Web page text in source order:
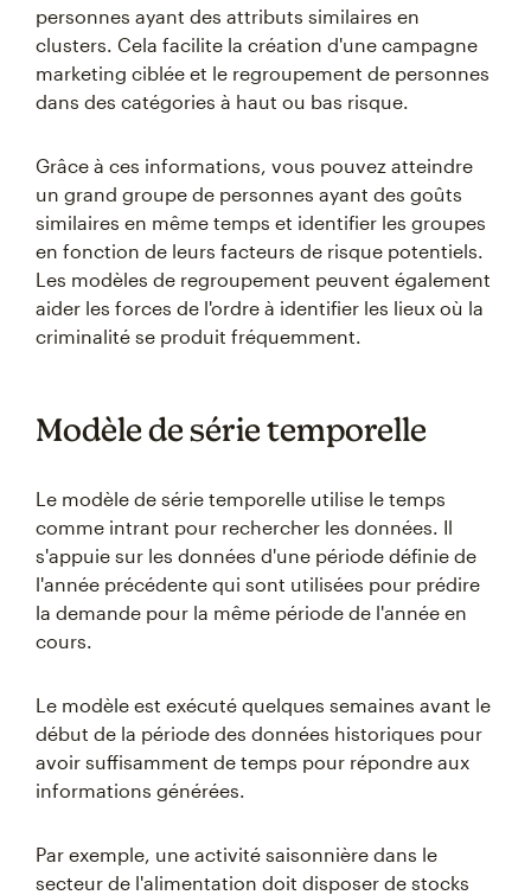
personnes ayant des attributs similaires en
clusters. Cela facilite la création d'une campagne
marketing ciblée et le regroupement de personnes
dans des catégories à haut ou bas risque.
Grâce à ces informations, vous pouvez atteindre
un grand groupe de personnes ayant des goûts
similaires en même temps et identifier les groupes
en fonction de leurs facteurs de risque potentiels.
Les modèles de regroupement peuvent également
aider les forces de l'ordre à identifier les lieux où la
criminalité se produit fréquemment.
Modèle de série temporelle
Le modèle de série temporelle utilise le temps
comme intrant pour rechercher les données. Il
s'appuie sur les données d'une période définie de
l'année précédente qui sont utilisées pour prédire
la demande pour la même période de l'année en
cours.
Le modèle est exécuté quelques semaines avant le
début de la période des données historiques pour
avoir suffisamment de temps pour répondre aux
informations générées.
Par exemple, une activité saisonnière dans le
secteur de l'alimentation doit disposer de stocks